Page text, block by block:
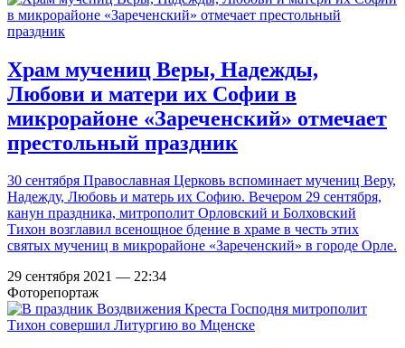
Храм мучениц Веры, Надежды,
Любови и матери их Софии в
микрорайоне «Зареченский» отмечает
престольный праздник
30 сентября Православная Церковь вспоминает мучениц Веру,
Надежду, Любовь и матерь их Софию. Вечером 29 сентября,
канун праздника, митрополит Орловский и Болховский
Тихон возглавил всенощное бдение в храме в честь этих
святых мучениц в микрорайоне «Зареченский» в городе Орле.
29 сентября 2021 — 22:34
Фоторепортаж